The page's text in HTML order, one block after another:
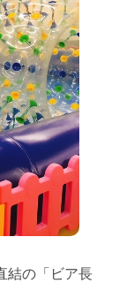
結の「ビア長